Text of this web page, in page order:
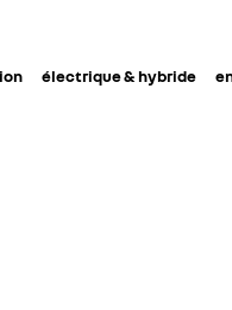
électrique & hybride